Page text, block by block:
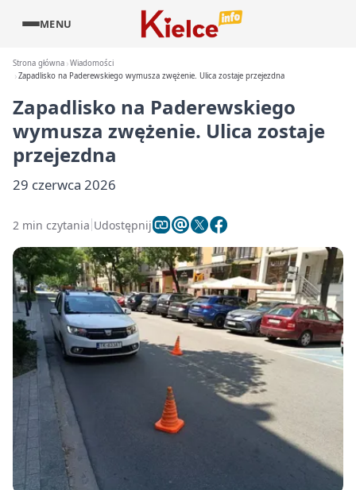
MENU
Strona główna Wiadomości
Zapadlisko na Paderewskiego wymusza zwężenie. Ulica zostaje przejezdna
Zapadlisko na Paderewskiego
wymusza zwężenie. Ulica zostaje
przejezdna
29 czerwca 2026
2 min czytania Udostępnij